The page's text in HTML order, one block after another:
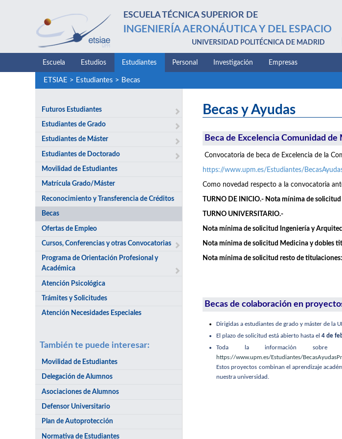
ESCUELA TÉCNICA SUPERIOR DE
INGENIERÍA AERONÁUTICA Y DEL ESPACIO
UNIVERSIDAD POLITÉCNICA DE MADRID
Escuela Estudios Estudiantes Personal Investigación Empresas
ETSIAE > Estudiantes > Becas
Futuros Estudiantes
Estudiantes de Grado
Estudiantes de Máster
Estudiantes de Doctorado
Movilidad de Estudiantes
Matrícula Grado/Máster
Reconocimiento y Transferencia de Créditos
Becas
Ofertas de Empleo
Cursos, Conferencias y otras Convocatorias
Programa de Orientación Profesional y
Académica
Atención Psicológica
Trámites y Solicitudes
Atención Necesidades Especiales
También te puede interesar:
Movilidad de Estudiantes
Delegación de Alumnos
Asociaciones de Alumnos
Defensor Universitario
Plan de Autoprotección
Normativa de Estudiantes
Becas y Ayudas
Beca de Excelencia Comunidad
Convocatoria de beca de Excelencia de la
https://www.upm.es/Estudiantes/
Como novedad respecto a la convocatoria
TURNO DE INICIO.- Nota mínima de
TURNO UNIVERSITARIO.-
Nota mínima de solicitud Ingeniería y
Nota mínima de solicitud Medicina y dobles
Nota mínima de solicitud resto de
Becas de colaboración en
Dirigidas a estudiantes de grado y máster de la
El plazo de solicitud está abierto hasta el 4 de
Toda la información sobre
https://www.upm.es/Estudiantes/
Estos proyectos combinan el aprendizaje
nuestra universidad.